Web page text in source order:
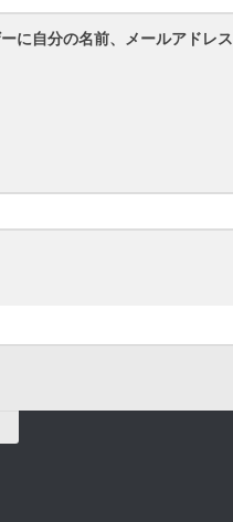
に自分の名前、メールアドレ